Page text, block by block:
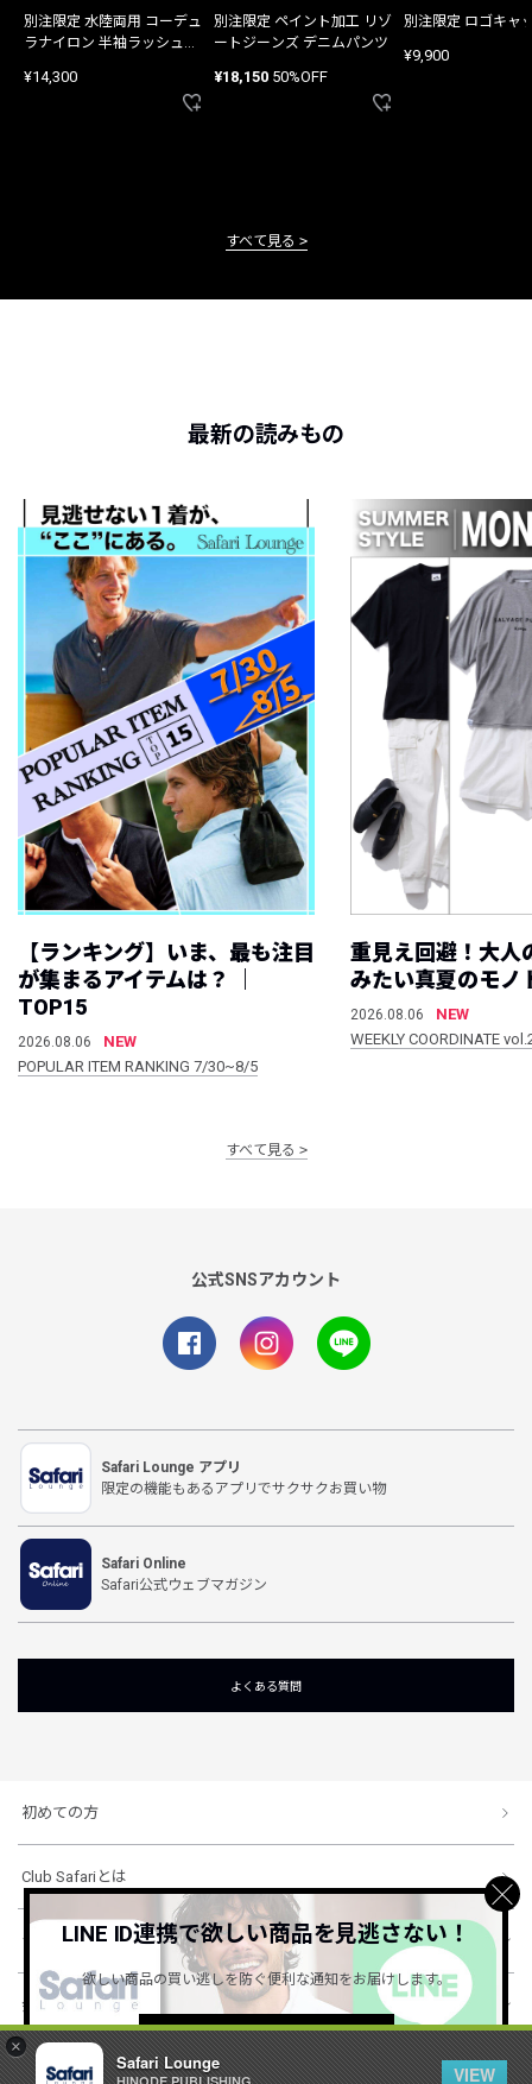
×
Safari Lounge
VIEW
別注限定 水陸両用 コーデュ
ラナイロン 半袖ラッシュガ
¥14,300
別注限定 ペイント加工 リゾ
ートジーンズ デニムパンツ
¥18,150 50%OFF
別注限定 ロゴキャ
¥9,900
すべて見る
最新の読みもの
【ランキング】いま、最も注目
が集まるアイテムは？ ｜
TOP15
2026.08.06
NEW
POPULAR ITEM RANKING 7/30~8/5
重見え回避！大人
みたい真夏のモノ
2026.08.06
NEW
WEEKLY COORDINATE
すべて見る
公式SNSアカウント
Safari Lounge アプリ
限定の機能もあるアプリでサクサクお買い物
Safari Online
Safari公式ウェブマガジン
よくある質問
初めての方
Club Safariとは
ショッピングガイド
会社概要・規約
LINE ID連携で欲しい商品を見逃さない！
欲しい商品の買い逃しを防ぐ便利な通知をお届けします。
詳しくはこちら ＞